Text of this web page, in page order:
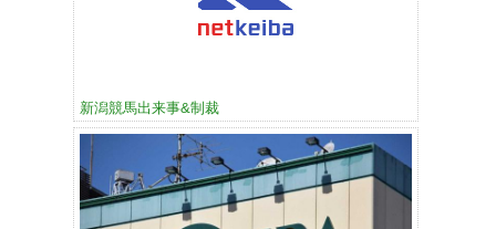
新潟競馬出来事&制裁